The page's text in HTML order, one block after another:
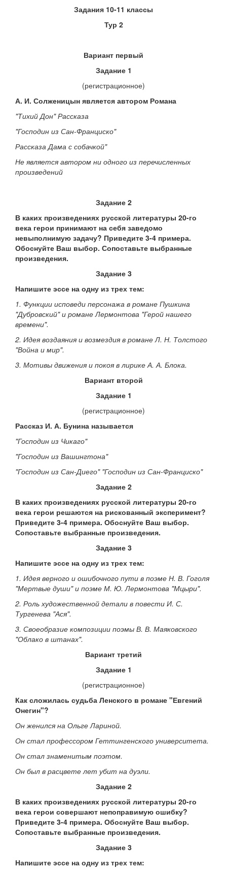
Задания 10-11 классы
Тур 2
Вариант первый
Задание 1
(регистрационное)
А. И. Солженицын является автором Романа
"Тихий Дон" Рассказа
"Господин из Сан-Франциско"
Рассказа Дама с собачкой"
Не является автором ни одного из перечисленных
произведений
Задание 2
В каких произведениях русской литературы 20-го
века герои принимают на себя заведомо
невыполнимую задачу? Приведите 3-4 примера.
Обоснуйте Ваш выбор. Сопоставьте выбранные
произведения.
Задание 3
Напишите эссе на одну из трех тем:
1. Функции исповеди персонажа в романе Пушкина
"Дубровский" и романе Лермонтова "Герой нашего
времени".
2. Идея воздаяния и возмездия в романе Л. Н. Толстого
"Война и мир".
3. Мотивы движения и покоя в лирике А. А. Блока.
Вариант второй
Задание 1
(регистрационное)
Рассказ И. А. Бунина называется
"Господин из Чикаго"
"Господин из Вашингтона"
"Господин из Сан-Диего" "Господин из Сан-Франциско"
Задание 2
В каких произведениях русской литературы 20-го
века герои решаются на рискованный эксперимент?
Приведите 3-4 примера. Обоснуйте Ваш выбор.
Сопоставьте выбранные произведения.
Задание 3
Напишите эссе на одну из трех тем:
1. Идея верного и ошибочного пути в поэме Н. В. Гоголя
"Мертвые души" и поэме М. Ю. Лермонтова "Мцыри".
2. Роль художественной детали в повести И. С.
Тургенева "Ася".
3. Своеобразие композиции поэмы В. В. Маяковского
"Облако в штанах".
Вариант третий
Задание 1
(регистрационное)
Как сложилась судьба Ленского в романе "Евгений
Онегин"?
Он женился на Ольге Лариной.
Он стал профессором Геттингенского университета.
Он стал знаменитым поэтом.
Он был в расцвете лет убит на дуэли.
Задание 2
В каких произведениях русской литературы 20-го
века герои совершают непоправимую ошибку?
Приведите 3-4 примера. Обоснуйте Ваш выбор.
Сопоставьте выбранные произведения.
Задание 3
Напишите эссе на одну из трех тем: